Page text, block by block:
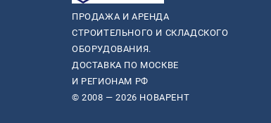
ПРОДАЖА И АРЕНДА
СТРОИТЕЛЬНОГО И СКЛАДСКОГО
ОБОРУДОВАНИЯ.
ДОСТАВКА ПО МОСКВЕ
И РЕГИОНАМ РФ
© 2008 — 2026 НОВАРЕНТ